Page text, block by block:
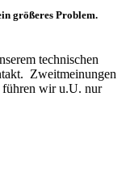
größeres Problem.
technischen
Zweitmeinungen
führen wir u.U. nur